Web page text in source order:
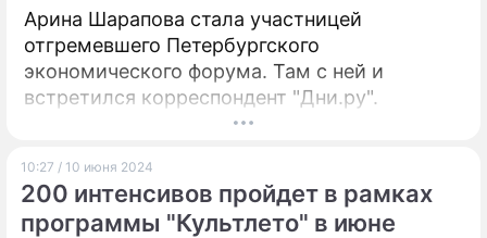
Арина Шарапова стала участницей
отгремевшего Петербургского
экономического форума. Там с ней и
встретился корреспондент "Дни.ру".
10:27 / 10 июня 2024
200 интенсивов пройдет в рамках
программы "Культлето" в июне